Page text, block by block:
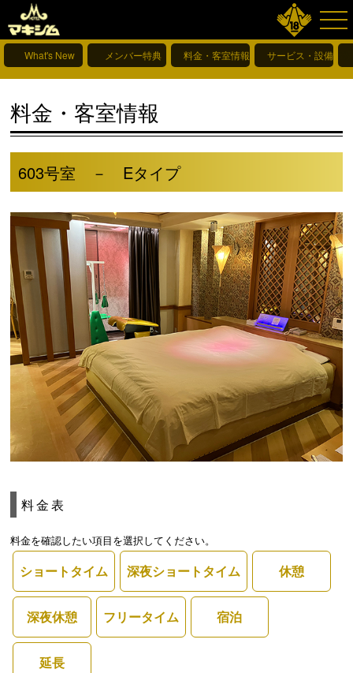
What's New メンバー特典 料金・客室情報 サービス・設備情報
料金・客室情報
603号室 － Eタイプ
料金表
料金を確認したい項目を選択してください。
ショートタイム 深夜ショートタイム 休憩
深夜休憩 フリータイム 宿泊
延長